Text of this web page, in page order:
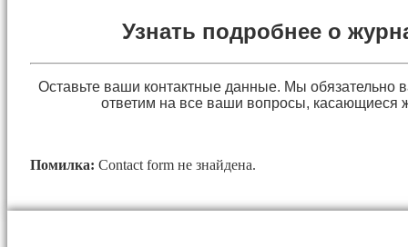
Узнать подробнее о
Оставьте ваши контактные данные. Мы обязательно
ответим на все ваши вопросы, касающиеся
Помилка: Contact form не знайдена.